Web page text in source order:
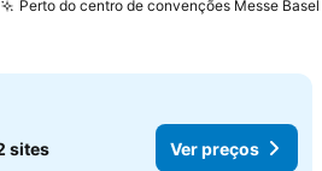
Perto do centro de convenções Messe Basel
sites Ver preços